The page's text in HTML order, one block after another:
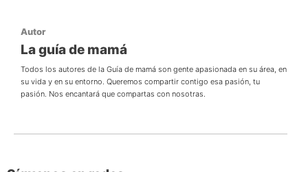
Autor
La guía de mamá
Todos los autores de la Guía de mamá son gente apasionada en su área, en
su vida y en su entorno. Queremos compartir contigo esa pasión, tu
pasión. Nos encantará que compartas con nosotras.